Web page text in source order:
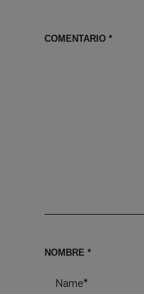
COMENTARIO *
NOMBRE *